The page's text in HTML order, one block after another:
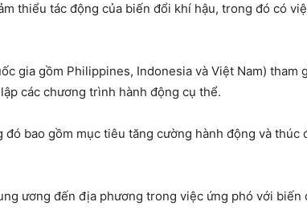
thiểu tác động của biến đổi khí hậu, trong đó có
gia gồm Philippines, Indonesia và Việt Nam) tham
các chương trình hành động cụ thể.
bao gồm mục tiêu tăng cường hành động và thúc
ương đến địa phương trong việc ứng phó với biến